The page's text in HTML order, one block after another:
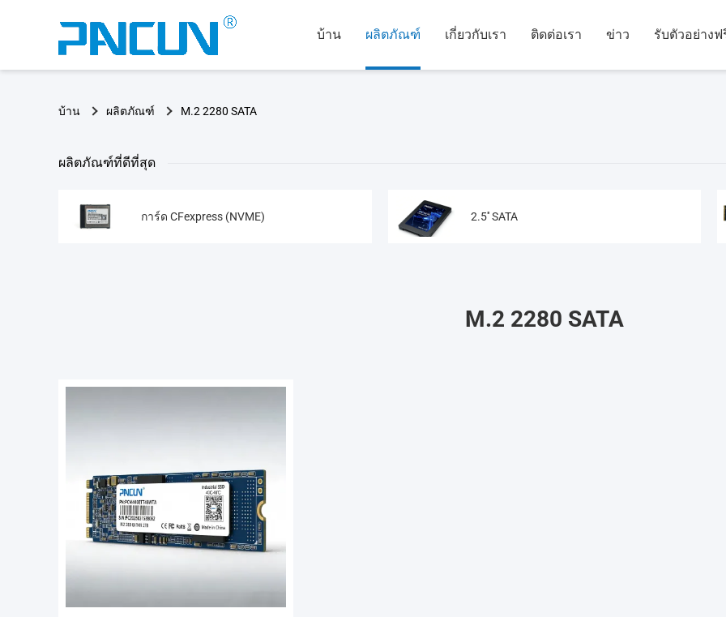
บ้าน ผลิตภัณฑ์ เกี่ยวกับเรา ติดต่อเรา ข่าว รับตัวอย่างฟ
บ้าน ผลิตภัณฑ์ M.2 2280 SATA
ผลิตภัณฑ์ที่ดีที่สุด
การ์ด CFexpress (NVME) 2.5'' SATA
M.2 2280 SATA